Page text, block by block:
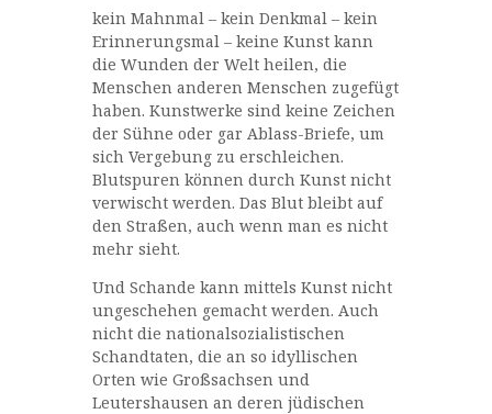
kein Mahnmal – kein Denkmal – kein
Erinnerungsmal – keine Kunst kann
die Wunden der Welt heilen, die
Menschen anderen Menschen zugefügt
haben. Kunstwerke sind keine Zeichen
der Sühne oder gar Ablass-Briefe, um
sich Vergebung zu erschleichen.
Blutspuren können durch Kunst nicht
verwischt werden. Das Blut bleibt auf
den Straßen, auch wenn man es nicht
mehr sieht.
Und Schande kann mittels Kunst nicht
ungeschehen gemacht werden. Auch
nicht die nationalsozialistischen
Schandtaten, die an so idyllischen
Orten wie Großsachsen und
Leutershausen an deren jüdischen